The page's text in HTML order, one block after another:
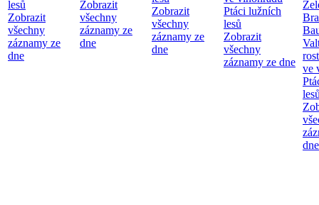
lesů
Zobrazit
všechny
záznamy ze
dne
Zobrazit
všechny
záznamy ze
dne
Zobrazit
všechny
záznamy ze
dne
Ptáci lužních
lesů
Zobrazit
všechny
záznamy ze dne
ve
dne